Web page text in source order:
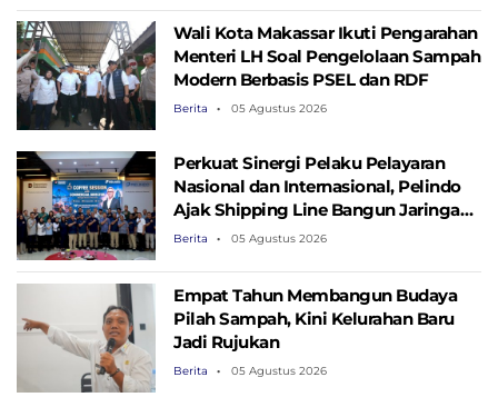
Wali Kota Makassar Ikuti Pengarahan
Menteri LH Soal Pengelolaan Sampah
Modern Berbasis PSEL dan RDF
Berita 05 Agustus 2026
Perkuat Sinergi Pelaku Pelayaran
Nasional dan Internasional, Pelindo
Ajak Shipping Line Bangun Jaringan
Logistik Terintegrasi
Berita 05 Agustus 2026
Empat Tahun Membangun Budaya
Pilah Sampah, Kini Kelurahan Baru
Jadi Rujukan
Berita 05 Agustus 2026